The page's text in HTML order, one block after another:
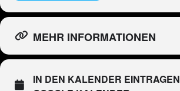
MEHR INFORMATIONEN
IN DEN KALENDER EINTRAGEN